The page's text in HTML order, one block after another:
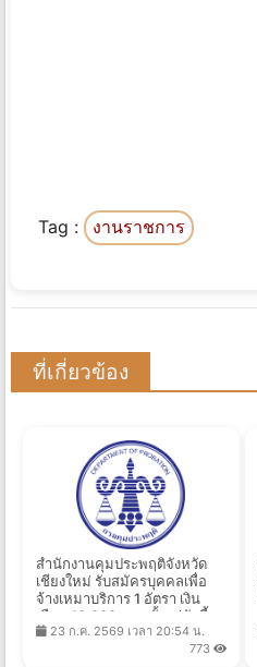
Tag : งานราชการ
ที่เกี่ยวข้อง
สำนักงานคุมประพฤติจังหวัด
เชียงใหม่ รับสมัครบุคคลเพื่อ
จ้างเหมาบริการ 1 อัตรา เงิน
เดือน 10,000 บาท ตั้งแต่บัดนี้ -
10 ส.ค. 2569
23 ก.ค. 2569 เวลา 20:54 น.
773